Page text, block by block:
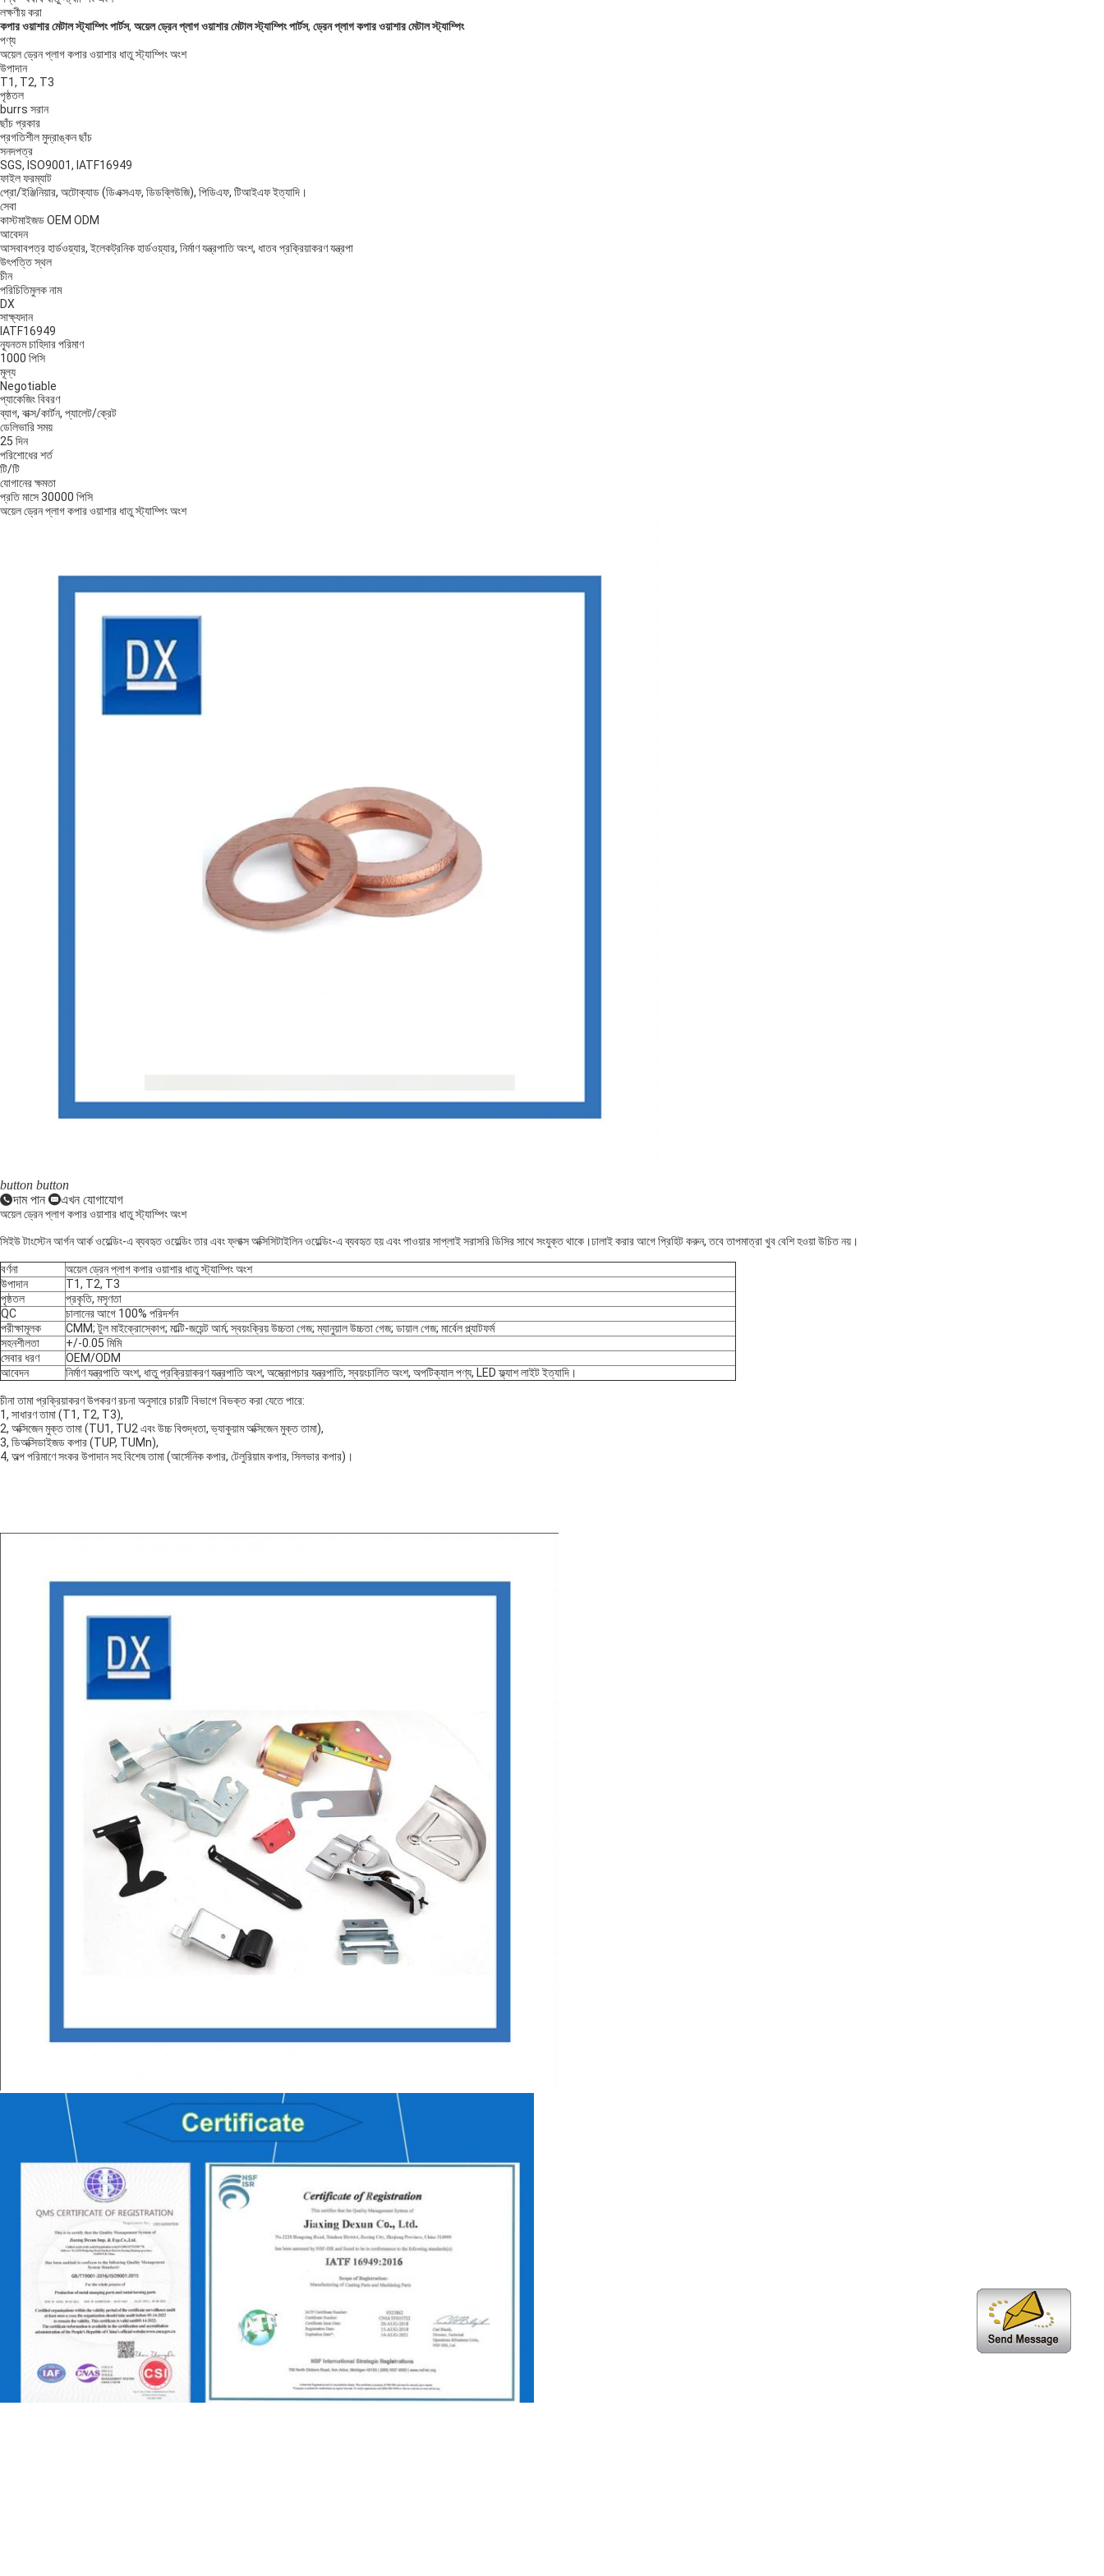
লক্ষণীয় করা
কপার ওয়াশার মেটাল স্ট্যাম্পিং পার্টস, অয়েল ড্রেন প্লাগ ওয়াশার মেটাল স্ট্যাম্পিং পার্টস, ড্রেন প্লাগ কপার ওয়াশার মেটাল স্ট্যাম্পিং
পণ্য
অয়েল ড্রেন প্লাগ কপার ওয়াশার ধাতু স্ট্যাম্পিং অংশ
উপাদান
T1, T2, T3
পৃষ্ঠতল
burrs সরান
ছাঁচ প্রকার
প্রগতিশীল মুদ্রাঙ্কন ছাঁচ
সনদপত্র
SGS, ISO9001, IATF16949
ফাইল ফরম্যাট
প্রো/ইঞ্জিনিয়ার, অটোক্যাড (ডিএক্সএফ, ডিডব্লিউজি), পিডিএফ, টিআইএফ ইত্যাদি।
সেবা
কাস্টমাইজড OEM ODM
আবেদন
আসবাবপত্র হার্ডওয়্যার, ইলেকট্রনিক হার্ডওয়্যার, নির্মাণ যন্ত্রপাতি অংশ, ধাতব প্রক্রিয়াকরণ যন্ত্রপা
উৎপত্তি স্থল
চীন
পরিচিতিমুলক নাম
DX
সাক্ষ্যদান
IATF16949
ন্যূনতম চাহিদার পরিমাণ
1000 পিসি
মূল্য
Negotiable
প্যাকেজিং বিবরণ
ব্যাগ, বাক্স/কার্টন, প্যালেট/ক্রেট
ডেলিভারি সময়
25 দিন
পরিশোধের শর্ত
টি/টি
যোগানের ক্ষমতা
প্রতি মাসে 30000 পিসি
অয়েল ড্রেন প্লাগ কপার ওয়াশার ধাতু স্ট্যাম্পিং অংশ
button button
দাম পান
এখন যোগাযোগ
অয়েল ড্রেন প্লাগ কপার ওয়াশার ধাতু স্ট্যাম্পিং অংশ
সিইউ টাংস্টেন আর্গন আর্ক ওয়েল্ডিং-এ ব্যবহৃত ওয়েল্ডিং তার এবং ফ্লাক্স অক্সিসিটাইলিন ওয়েল্ডিং-এ ব্যবহৃত হয় এবং পাওয়ার সাপ্লাই সরাসরি ডিসির সাথে সংযুক্ত থাকে।ঢালাই করার আগে প্রিহিট করুন, তবে তাপমাত্রা খুব বেশি হওয়া উচিত নয়।
বর্ণনা
অয়েল ড্রেন প্লাগ কপার ওয়াশার ধাতু স্ট্যাম্পিং অংশ
উপাদান
T1, T2, T3
পৃষ্ঠতল
প্রকৃতি, মসৃণতা
QC
চালানের আগে 100% পরিদর্শন
পরীক্ষামূলক
CMM; টুল মাইক্রোস্কোপ; মাল্টি-জয়েন্ট আর্ম; স্বয়ংক্রিয় উচ্চতা গেজ; ম্যানুয়াল উচ্চতা গেজ; ডায়াল গেজ; মার্বেল প্ল্যাটফর্ম
সহনশীলতা
+/-0.05 মিমি
সেবার ধরণ
OEM/ODM
আবেদন
নির্মাণ যন্ত্রপাতি অংশ, ধাতু প্রক্রিয়াকরণ যন্ত্রপাতি অংশ, অস্ত্রোপচার যন্ত্রপাতি, স্বয়ংচালিত অংশ, অপটিক্যাল পণ্য, LED ফ্ল্যাশ লাইট ইত্যাদি।
চীনা তামা প্রক্রিয়াকরণ উপকরণ রচনা অনুসারে চারটি বিভাগে বিভক্ত করা যেতে পারে:
1, সাধারণ তামা (T1, T2, T3),
2, অক্সিজেন মুক্ত তামা (TU1, TU2 এবং উচ্চ বিশুদ্ধতা, ভ্যাকুয়াম অক্সিজেন মুক্ত তামা),
3, ডিঅক্সিডাইজড কপার (TUP, TUMn),
4, অল্প পরিমাণে সংকর উপাদান সহ বিশেষ তামা (আর্সেনিক কপার, টেলুরিয়াম কপার, সিলভার কপার)।